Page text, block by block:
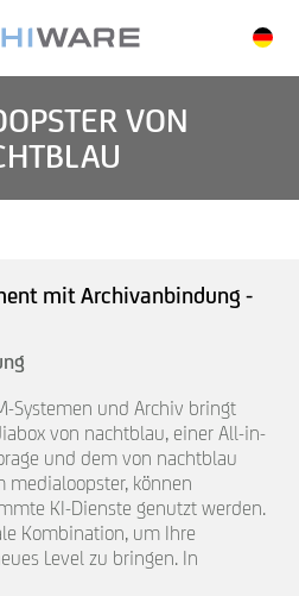
VON
mit Archivanbindung -
Systemen und Archiv bringt
von nachtblau, einer All-in-
und dem von nachtblau
medialoopster, können
KI-Dienste genutzt werden.
Kombination, um Ihre
Level zu bringen. In